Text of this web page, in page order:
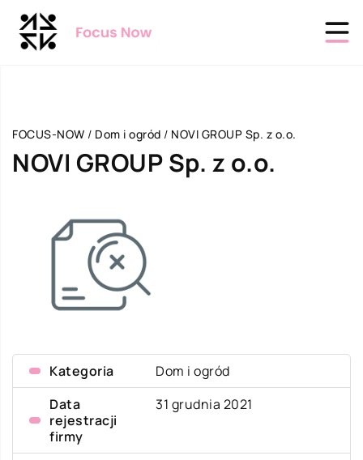
FOCUS-NOW / Dom i ogród / NOVI GROUP Sp. z o.o.
NOVI GROUP Sp. z o.o.
Kategoria
Dom i ogród
Data
rejestracji
firmy
31 grudnia 2021